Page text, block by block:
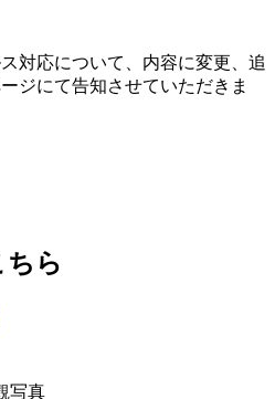
対応について、内容に変更、追
ジにて告知させていただきま
ら